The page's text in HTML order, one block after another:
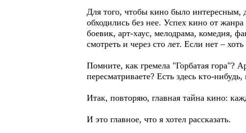
Для того, чтобы кино было интересным,
обходились без нее. Успех кино от
боевик, арт-хаус, мелодрама, комедия,
смотреть и через сто лет. Если нет –
Помните, как гремела "Горбатая гора"?
пересматриваете? Есть здесь кто-
Итак, повторяю, главная тайна кино:
И это главное, что я хотел рассказать.